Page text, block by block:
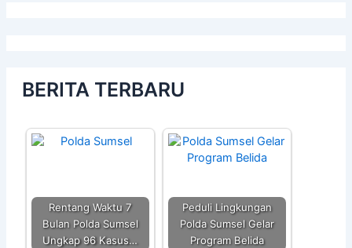
BERITA TERBARU
Rentang Waktu 7
Bulan Polda Sumsel
Ungkap 96 Kasus…
Peduli Lingkungan
Polda Sumsel Gelar
Program Belida